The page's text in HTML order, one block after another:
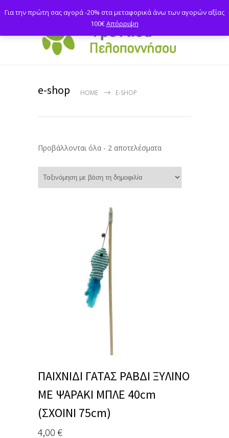
e-shop HOME E-SHOP
Προβάλλονται όλα - 2 αποτελέσματαSorted
ΠΑΙΧΝΙΔΙ ΓΑΤΑΣ ΡΑΒΔΙ ΞΥΛΙΝΟ
ΜΕ ΨΑΡΑΚΙ ΜΠΛΕ 40cm
(ΣΧΟΙΝΙ 75cm)
4,00 €
Για την πρώτη σας αγορά -20% στα μεταφορικά άνω των αγορών αξίας
100€Απόρριψη